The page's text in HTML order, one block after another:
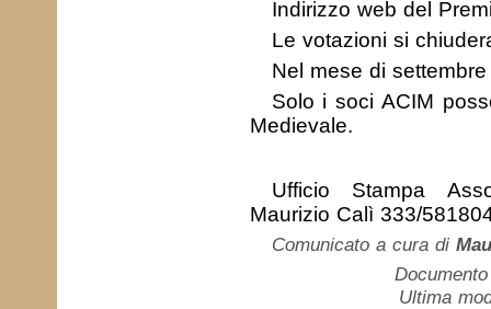
Indirizzo web del
Le votazioni si
Nel mese di
Solo i soci ACIM
Medievale.
Ufficio Stampa
Maurizio Calì 333/
Comunicato a cura di
Ultima